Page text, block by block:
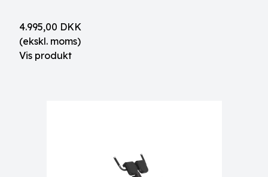
4.995,00 DKK
(ekskl. moms)
Vis produkt